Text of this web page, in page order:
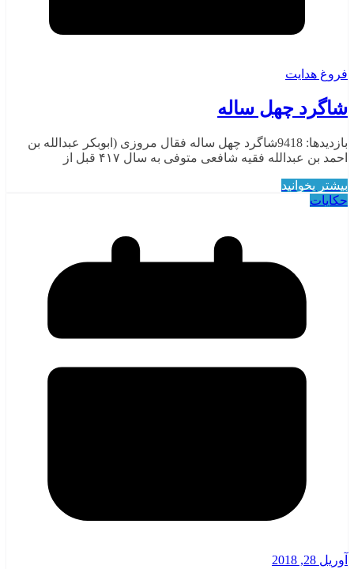
فروغ هدایت
شاگرد چهل ساله
بازدیدها: 9418شاگرد چهل ساله فقال مروزی (ابوبکر عبدالله بن
احمد بن عبدالله فقیه شافعی متوفی به سال ۴۱۷ قبل از
بیشتر بخوانید
حکایات
آوریل 28, 2018